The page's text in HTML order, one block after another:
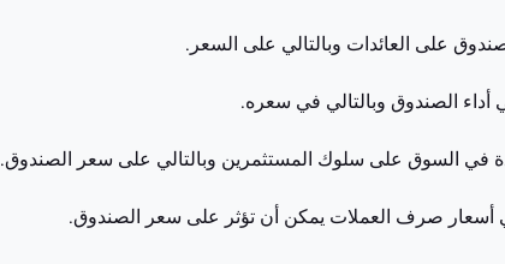
على العائدات وبالتالي على السعر.
أداء الصندوق وبالتالي في سعره.
في السوق على سلوك المستثمرين وبالتالي على سعر الصندوق.
أسعار صرف العملات يمكن أن تؤثر على سعر الصندوق.